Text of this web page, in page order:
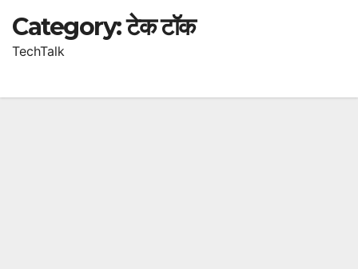
Category:टेक टॉक
TechTalk